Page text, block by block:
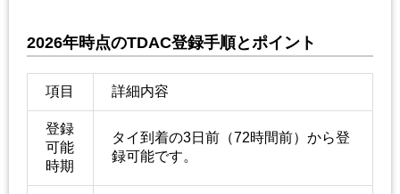
2026年時点のTDAC登録手順とポイント
項目 詳細内容
登録
可能
時期
タイ到着の3日前（72時間前）から登
録可能です。